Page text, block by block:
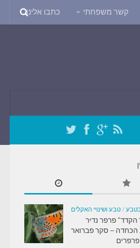
קשר משפחתי כתבו אלינו
/ טבע ושינויי האקלים
הקדד" פרפר נדיר
הכחדה – סקר פברואר
פרפרים